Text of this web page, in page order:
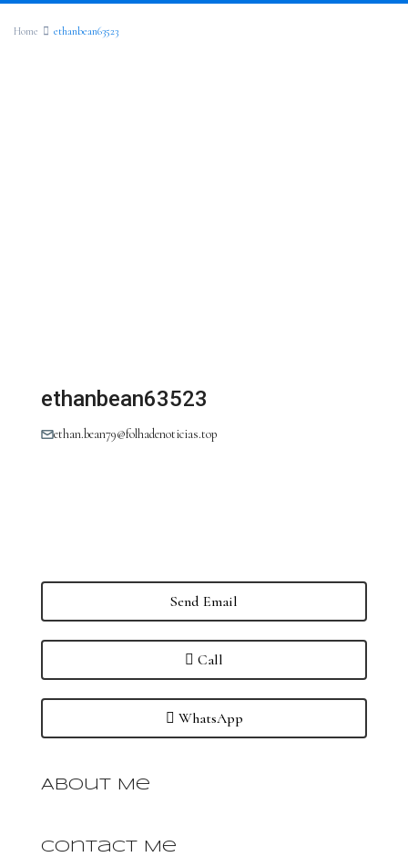
Home ethanbean63523
ethanbean63523
ethan.bean79@folhadenoticias.top
Send Email
Call
WhatsApp
About Me
Contact Me